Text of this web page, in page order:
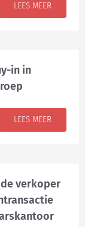
LEES MEER
in in
LEES MEER
verkoper